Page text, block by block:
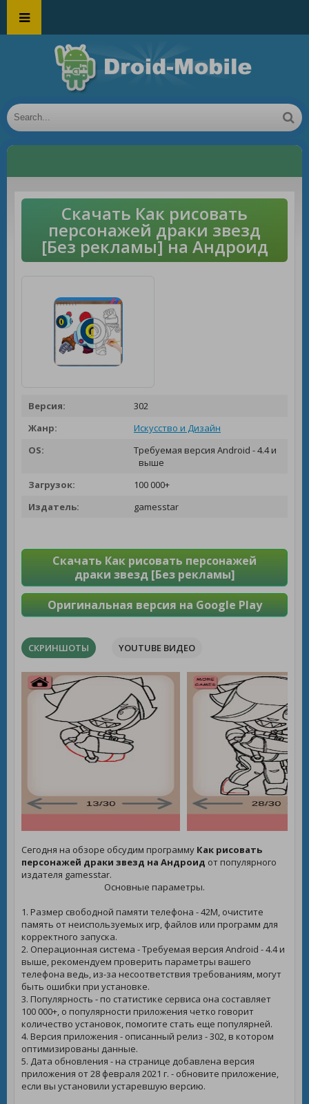
Скачать Как рисовать
персонажей драки звезд
[Без рекламы] на Андроид
Версия:
302
Жанр:
Искусство и Дизайн
OS:
Требуемая версия Android - 4.4 и
выше
Загрузок:
100 000+
Издатель:
gamesstar
Скачать Как рисовать персонажей
драки звезд [Без рекламы]
Оригинальная версия на Google Play
СКРИНШОТЫ YOUTUBE ВИДЕО
Сегодня на обзоре обсудим программу Как рисовать
персонажей драки звезд на Андроид от популярного
издателя gamesstar.
Основные параметры.
1. Размер свободной памяти телефона - 42M, очистите
память от неиспользуемых игр, файлов или программ для
корректного запуска.
2. Операционная система - Требуемая версия Android - 4.4 и
выше, рекомендуем проверить параметры вашего
телефона ведь, из-за несоответствия требованиям, могут
быть ошибки при установке.
3. Популярность - по статистике сервиса она составляет
100 000+, о популярности приложения четко говорит
количество установок, помогите стать еще популярней.
4. Версия приложения - описанный релиз - 302, в котором
оптимизированы данные.
5. Дата обновления - на странице добавлена версия
приложения от 28 февраля 2021 г. - обновите приложение,
если вы установили устаревшую версию.